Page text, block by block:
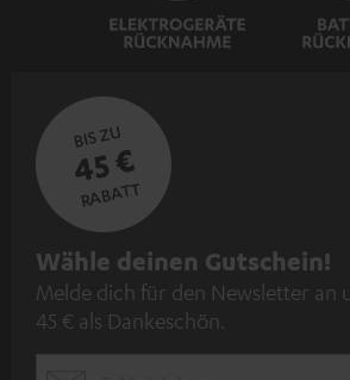
BIS ZU
45 €
RABATT
N
e
w
Wähle deinen Gutschein!
Melde dich für den Newsletter an
45 € als Dankeschön.